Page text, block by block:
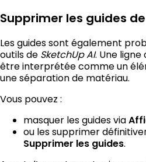
Supprimer les guides
Les guides sont également
outils de SketchUp AI. Une
être interprétée comme un
une séparation de matériau.
Vous pouvez :
masquer les guides via
ou les supprimer
Supprimer les guides.